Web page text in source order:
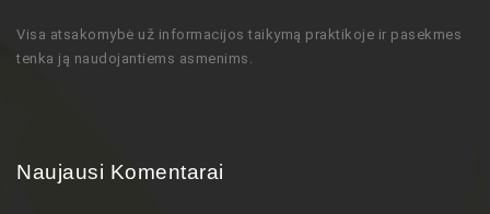
Visa atsakomybė už informacijos taikymą praktikoje ir pasekmes
tenka ją naudojantiems asmenims.
Naujausi Komentarai